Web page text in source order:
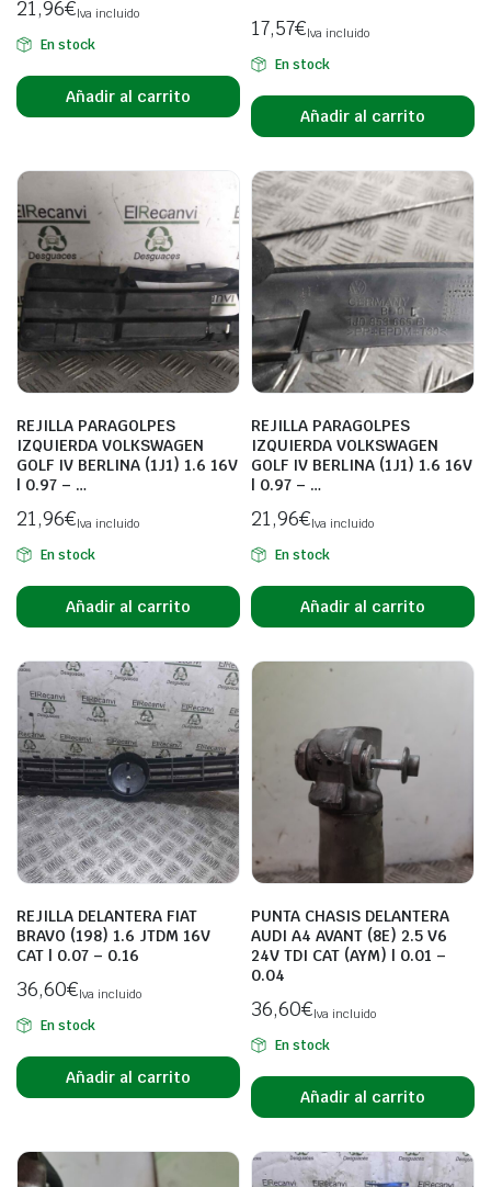
21,96€Iva incluido
En stock
Añadir al carrito
17,57€Iva incluido
En stock
Añadir al carrito
REJILLA PARAGOLPES
IZQUIERDA VOLKSWAGEN
GOLF IV BERLINA (1J1) 1.6 16V
| 0.97 – …
21,96€Iva incluido
En stock
Añadir al carrito
REJILLA PARAGOLPES
IZQUIERDA VOLKSWAGEN
GOLF IV BERLINA (1J1) 1.6 16V
| 0.97 – …
21,96€Iva incluido
En stock
Añadir al carrito
REJILLA DELANTERA FIAT
BRAVO (198) 1.6 JTDM 16V
CAT | 0.07 – 0.16
36,60€Iva incluido
En stock
Añadir al carrito
PUNTA CHASIS DELANTERA
AUDI A4 AVANT (8E) 2.5 V6
24V TDI CAT (AYM) | 0.01 –
0.04
36,60€Iva incluido
En stock
Añadir al carrito